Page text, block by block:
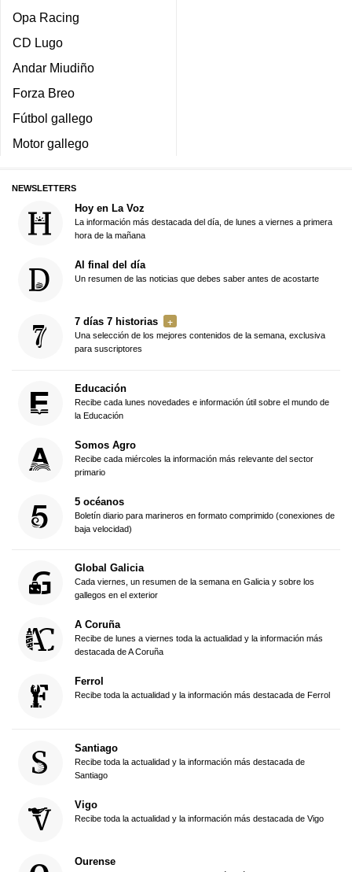
Opa Racing
CD Lugo
Andar Miudiño
Forza Breo
Fútbol gallego
Motor gallego
NEWSLETTERS
Hoy en La Voz
La información más destacada del día, de lunes a viernes a primera
hora de la mañana
Al final del día
Un resumen de las noticias que debes saber antes de acostarte
7 días 7 historias
Una selección de los mejores contenidos de la semana, exclusiva
para suscriptores
Educación
Recibe cada lunes novedades e información útil sobre el mundo de
la Educación
Somos Agro
Recibe cada miércoles la información más relevante del sector
primario
5 océanos
Boletín diario para marineros en formato comprimido (conexiones de
baja velocidad)
Global Galicia
Cada viernes, un resumen de la semana en Galicia y sobre los
gallegos en el exterior
A Coruña
Recibe de lunes a viernes toda la actualidad y la información más
destacada de A Coruña
Ferrol
Recibe toda la actualidad y la información más destacada de Ferrol
Santiago
Recibe toda la actualidad y la información más destacada de
Santiago
Vigo
Recibe toda la actualidad y la información más destacada de Vigo
Ourense